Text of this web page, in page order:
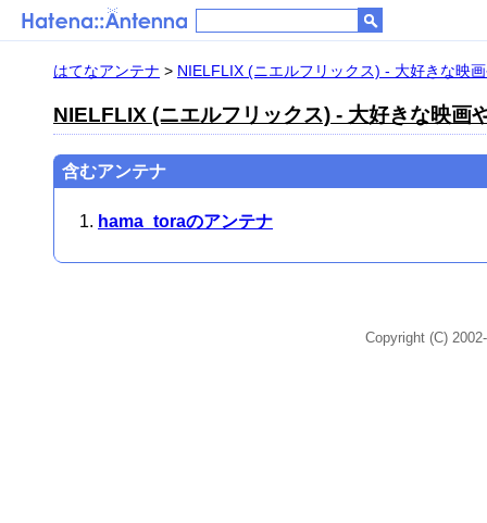
はてなアンテナ > NIELFLIX (ニエルフリックス) - 大好きな映
NIELFLIX (ニエルフリックス) - 大好きな映画
含むアンテナ
hama_toraのアンテナ
Copyright (C)